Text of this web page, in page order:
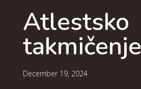
Atlestsko
takmičenje
December 19, 2024